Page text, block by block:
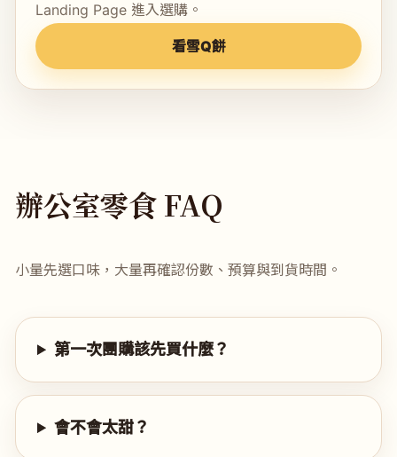
Landing Page 進入選購。
看雪Q餅
辦公室零食 FAQ
小量先選口味，大量再確認份數、預算與到貨時間。
第一次團購該先買什麼？
會不會太甜？